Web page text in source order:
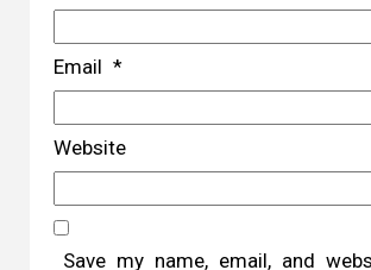
Email *
Website
Save my name, email, and